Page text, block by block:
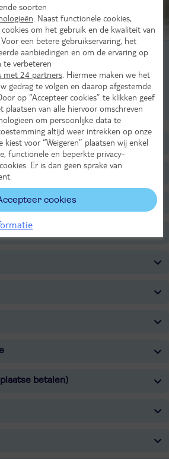
gasten
2-2 pers
1-1 pers
Stadszicht, 2-2 pers
betalen)
soorten
. Naast functionele cookies,
om het gebruik en de kwaliteit van
een betere gebruikservaring, het
aanbiedingen en om de ervaring op
te verbeteren
met 24 partners . Hiermee maken we het
gedrag te volgen en daarop afgestemde
op “Accepteer cookies” te klikken geef
plaatsen van alle hiervoor omschreven
om persoonlijke data te
altijd weer intrekken op onze
kiest voor “Weigeren” plaatsen wij enkel
functionele en beperkte privacy-
Er is dan geen sprake van
Accepteer cookies